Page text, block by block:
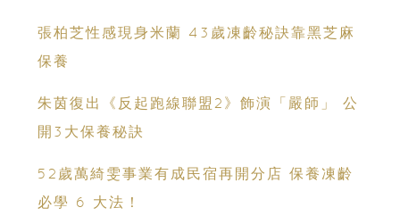
張柏芝性感現身米蘭 43歲凍齡秘訣靠黑芝麻
保養
朱茵復出《反起跑線聯盟2》飾演「嚴師」 公
開3大保養秘訣
52歲萬綺雯事業有成民宿再開分店 保養凍齡
必學 6 大法！